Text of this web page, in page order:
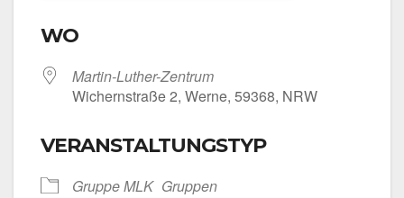
WO
Martin-Luther-Zentrum
Wichern­stra­ße 2, Wer­ne, 59368, NRW
VERANSTALTUNGSTYP
Grup­pe MLK Grup­pen